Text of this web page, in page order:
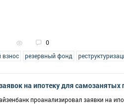
0
взнос резервный фонд
на ипотеку для
проанализировал заявки на